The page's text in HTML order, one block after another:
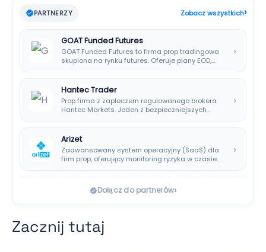
PARTNERZY Zobacz wszystkich›
GOAT Funded Futures
GOAT Funded Futures to firma prop tradingowa
skupiona na rynku futures. Oferuje plany EOD,…
›
Hantec Trader
Prop firma z zapleczem regulowanego brokera
Hantec Markets. Jeden z bezpieczniejszych
›
Arizet
Zaawansowany system operacyjny (SaaS) dla
firm prop, oferujący monitoring ryzyka w czasie
›
Dołącz do partnerów›
Zacznij tutaj